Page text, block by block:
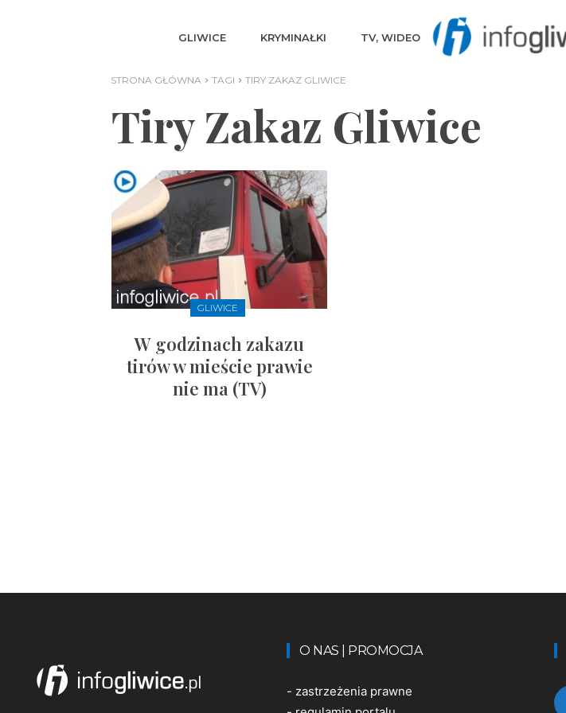
GLIWICE KRYMINAŁKI TV, WIDEO
STRONA GŁÓWNA TAGI TIRY ZAKAZ GLIWICE
Tiry Zakaz Gliwice
GLIWICE
W godzinach zakazu
tirów w mieście prawie
nie ma (TV)
O NAS | PROMOCJA
- zastrzeżenia prawne